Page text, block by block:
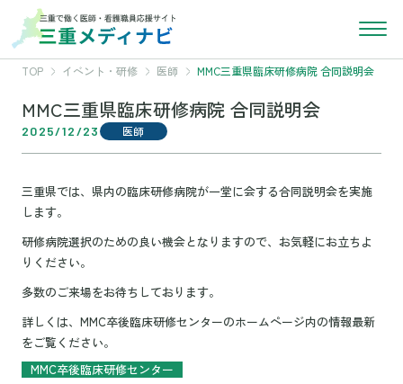
TOP イベント・研修 医師 MMC三重県臨床研修病院 合同説明会
MMC三重県臨床研修病院 合同説明会
2025/12/23 医師
三重県では、県内の臨床研修病院が一堂に会する合同説明会を実施
します。
研修病院選択のための良い機会となりますので、お気軽にお立ちよ
りください。
多数のご来場をお待ちしております。
詳しくは、MMC卒後臨床研修センターのホームページ内の情報最新
をご覧ください。
MMC卒後臨床研修センター